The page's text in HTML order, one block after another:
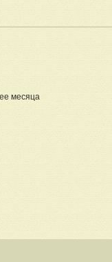
месяца